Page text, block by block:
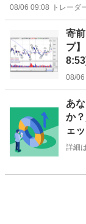
08/06 09:08 トレーダ
寄
プ
08/06
あ
か
ェ
詳細